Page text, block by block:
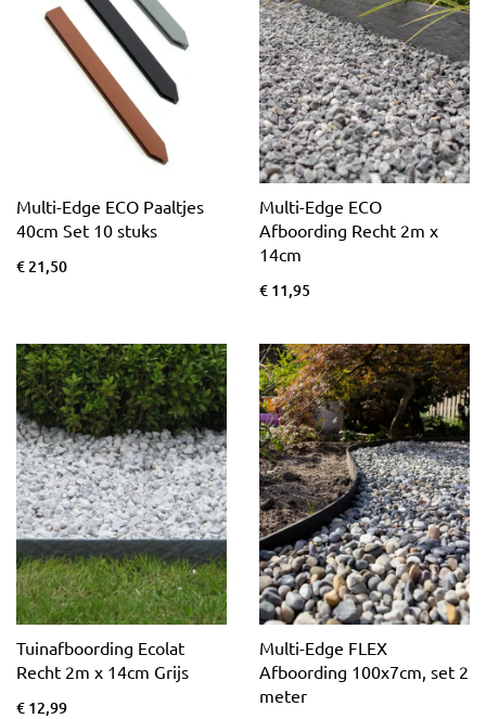
Multi-Edge ECO Paaltjes
40cm Set 10 stuks
€ 21,50
Multi-Edge ECO
Afboording Recht 2m x
14cm
€ 11,95
Tuinafboording Ecolat
Recht 2m x 14cm Grijs
€ 12,99
Multi-Edge FLEX
Afboording 100x7cm, set 2
meter